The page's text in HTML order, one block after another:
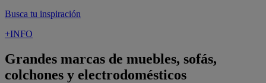
Busca tu inspiración
+INFO
Grandes marcas de muebles, sofás,
colchones y electrodomésticos